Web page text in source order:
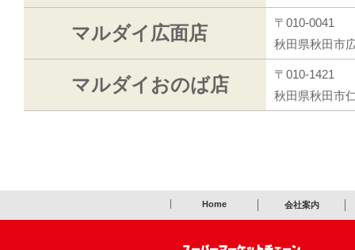
マルダイ広面店
〒010-0041
秋田県秋田市
マルダイおのば店
〒010-1421
秋田県秋田市
Home 会社案内